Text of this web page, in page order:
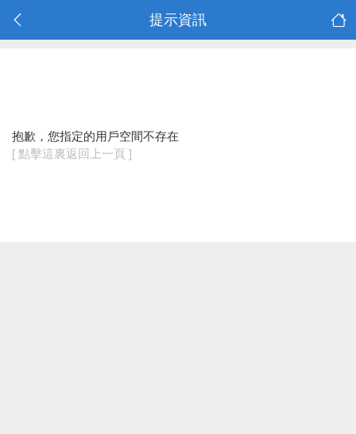
提示資訊
抱歉，您指定的用戶空間不存在
[ 點擊這裏返回上一頁 ]